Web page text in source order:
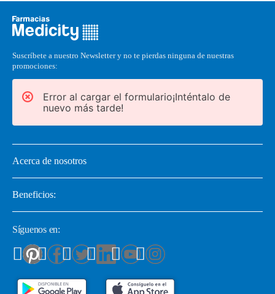
Suscríbete a nuestro Newsletter y no te pierdas ninguna de nuestras
promociones:
Error al cargar el formulario¡Inténtalo de
nuevo más tarde!
Acerca de nosotros
Beneficios:
Síguenos en: